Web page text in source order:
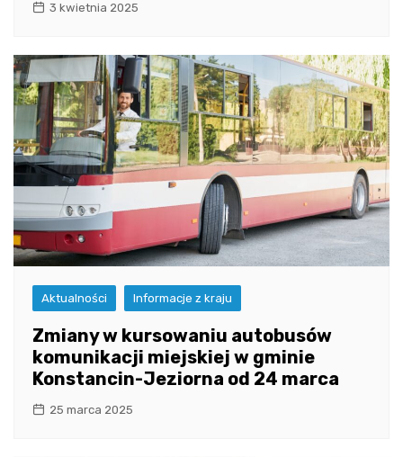
3 kwietnia 2025
Aktualności Informacje z kraju
Zmiany w kursowaniu autobusów
komunikacji miejskiej w gminie
Konstancin-Jeziorna od 24 marca
25 marca 2025